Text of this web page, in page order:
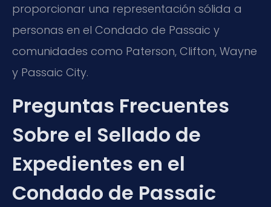
proporcionar una representación sólida a
personas en el Condado de Passaic y
comunidades como Paterson, Clifton, Wayne
y Passaic City.
Preguntas Frecuentes
Sobre el Sellado de
Expedientes en el
Condado de Passaic